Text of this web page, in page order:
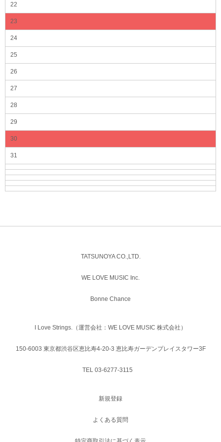
22
23
24
25
26
27
28
29
30
31
TATSUNOYA CO.,LTD.
WE LOVE MUSIC Inc.
Bonne Chance
I Love Strings.（運営会社：WE LOVE MUSIC 株式会社）
150-6003 東京都渋谷区恵比寿4-20-3 恵比寿ガーデンプレイスタワー3F
TEL 03-6277-3115
新規登録
よくある質問